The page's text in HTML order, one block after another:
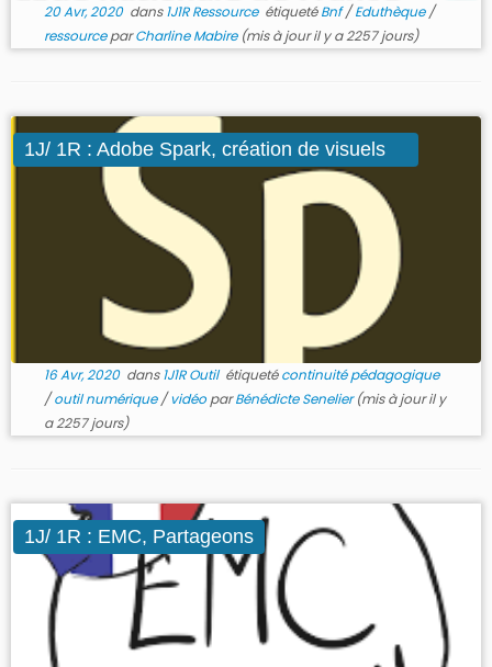
20 Avr, 2020dans1J1R Ressource étiquetéBnf/Eduthèque/
ressourceparCharline Mabire(mis à jour il y a 2257 jours)
1J/ 1R : Adobe Spark, création de visuels
16 Avr, 2020dans1J1R Outil étiquetécontinuité pédagogique
/outil numérique/vidéo parBénédicte Senelier(mis à jour il y
a 2257 jours)
1J/ 1R : EMC, Partageons